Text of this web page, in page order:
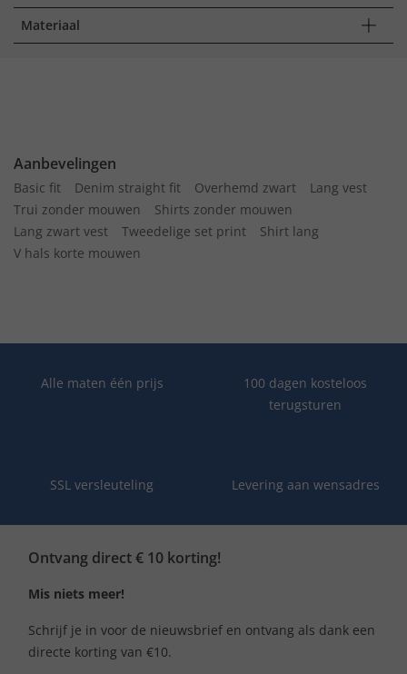
Materiaal
Aanbevelingen
Basic fit Denim straight fit Overhemd zwart
Lang vest
Trui zonder mouwen
Shirts zonder mouwen
Lang zwart vest
Tweedelige set print
Shirt lang
V hals korte mouwen
Alle maten één prijs
100 dagen kosteloos
terugsturen
SSL versleuteling Levering aan wensadres
Ontvang direct € 10 korting!
Mis niets meer!
Schrijf je in voor de nieuwsbrief en ontvang als dank een
directe korting van €10.